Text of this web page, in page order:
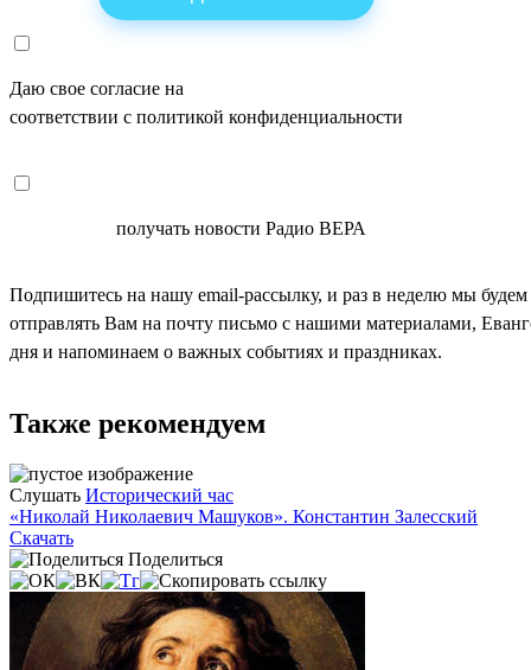
Даю свое согласие на
соответствии с политикой конфиденциальности
получать новости Радио ВЕРА
Подпишитесь на нашу email-рассылку, и раз в неделю мы будем
отправлять Вам на почту письмо с нашими материалами,
дня и напоминаем о важных событиях и праздниках.
Также рекомендуем
Слушать Исторический час
«Николай Николаевич Машуков». Константин Залесский
Скачать
Поделиться